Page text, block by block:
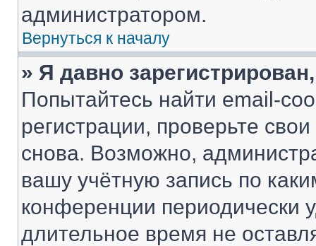
администратором.
Вернуться к началу
» Я давно
Попытайтесь найти email-
регистрации, проверьте
снова. Возможно,
вашу учётную запись по
конференции периодически
длительное время не